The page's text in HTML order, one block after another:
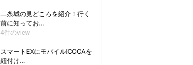
二条城の見どころを紹介！行く
前に知ってお…
4件のview
スマートEXにモバイルICOCAを
紐付け…